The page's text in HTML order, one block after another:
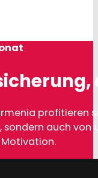
profitieren
sondern auch von